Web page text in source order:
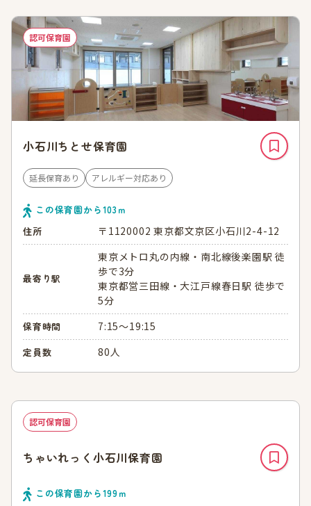
認可保育園
小石川ちとせ保育園
延長保育あり アレルギー対応あり
この保育園から103ｍ
住所
〒1120002 東京都文京区小石川2-4-12
最寄り駅
東京メトロ丸の内線・南北線後楽園駅 徒
歩で3分
東京都営三田線・大江戸線春日駅 徒歩で
5分
保育時間 7:15～19:15
定員数 80人
認可保育園
ちゃいれっく小石川保育園
この保育園から199ｍ